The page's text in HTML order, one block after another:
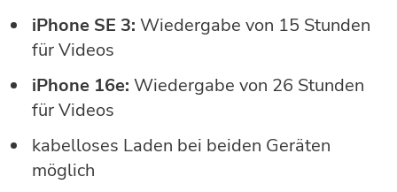
iPhone SE 3: Wiedergabe von 15 Stunden
für Videos
iPhone 16e: Wiedergabe von 26 Stunden
für Videos
kabelloses Laden bei beiden Geräten
möglich